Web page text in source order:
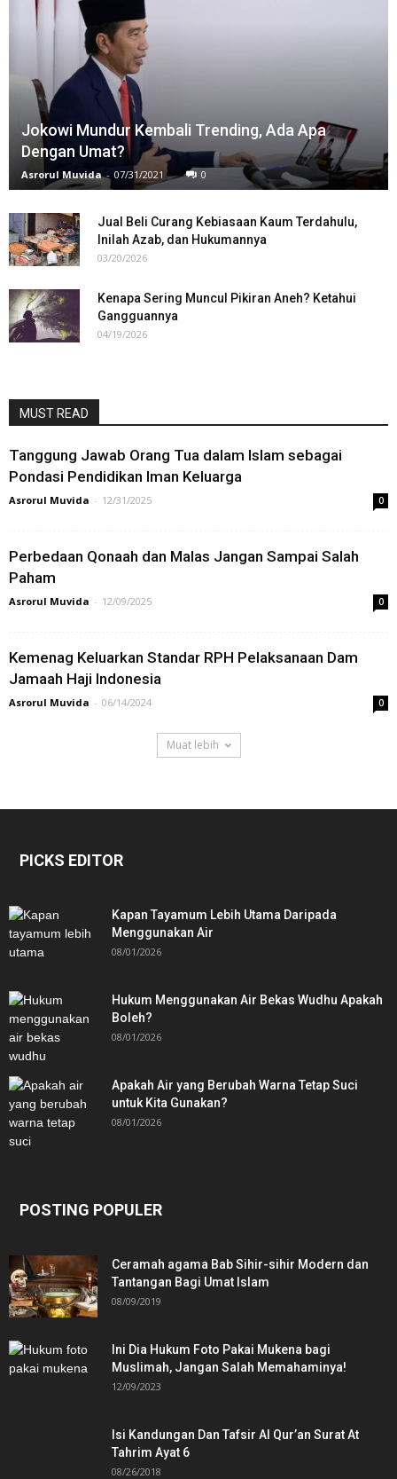
Jokowi Mundur Kembali Trending, Ada Apa
Dengan Umat?
Asrorul Muvida - 07/31/2021 0
Jual Beli Curang Kebiasaan Kaum Terdahulu,
Inilah Azab, dan Hukumannya
03/20/2026
Kenapa Sering Muncul Pikiran Aneh? Ketahui
Gangguannya
04/19/2026
MUST READ
Tanggung Jawab Orang Tua dalam Islam sebagai
Pondasi Pendidikan Iman Keluarga
Asrorul Muvida - 12/31/2025 0
Perbedaan Qonaah dan Malas Jangan Sampai Salah
Paham
Asrorul Muvida - 12/09/2025 0
Kemenag Keluarkan Standar RPH Pelaksanaan Dam
Jamaah Haji Indonesia
Asrorul Muvida - 06/14/2024 0
Muat lebih
PICKS EDITOR
Kapan Tayamum Lebih Utama Daripada
Menggunakan Air
08/01/2026
Hukum Menggunakan Air Bekas Wudhu Apakah
Boleh?
08/01/2026
Apakah Air yang Berubah Warna Tetap Suci
untuk Kita Gunakan?
08/01/2026
POSTING POPULER
Ceramah agama Bab Sihir-sihir Modern dan
Tantangan Bagi Umat Islam
08/09/2019
Ini Dia Hukum Foto Pakai Mukena bagi
Muslimah, Jangan Salah Memahaminya!
12/09/2023
Isi Kandungan Dan Tafsir Al Qur’an Surat At
Tahrim Ayat 6
08/26/2018